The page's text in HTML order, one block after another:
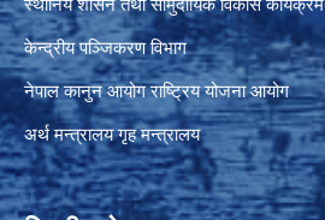
स्थानिय शासन तथा सामुदायिक विकास कार्यक्रम
केन्द्रीय पञ्जिकरण विभाग
नेपाल कानुन आयोग राष्ट्रिय योजना आयोग
अर्थ मन्त्रालय गृह मन्त्रालय